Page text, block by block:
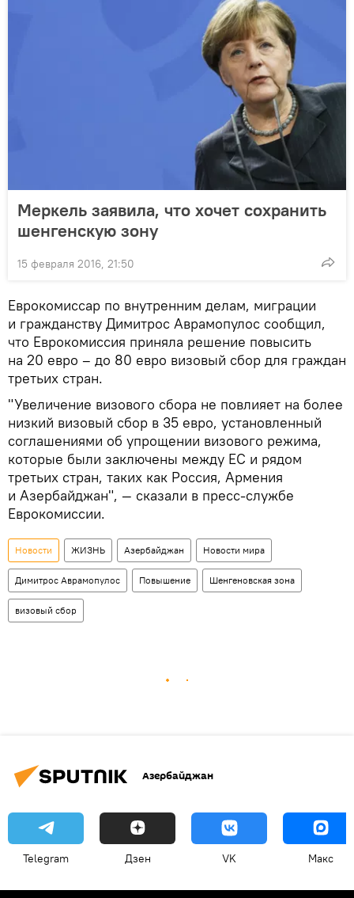
Меркель заявила, что хочет сохранить
шенгенскую зону
15 февраля 2016, 21:50
Еврокомиссар по внутренним делам, миграции
и гражданству Димитрос Аврамопулос сообщил,
что Еврокомиссия приняла решение повысить
на 20 евро – до 80 евро визовый сбор для граждан
третьих стран.
"Увеличение визового сбора не повлияет на более
низкий визовый сбор в 35 евро, установленный
соглашениями об упрощении визового режима,
которые были заключены между ЕС и рядом
третьих стран, таких как Россия, Армения
и Азербайджан", — сказали в пресс-службе
Еврокомиссии.
Новости ЖИЗНЬ Азербайджан Новости мира
Димитрос Аврамопулос Повышение Шенгеновская зона
визовый сбор
Азербайджан
Telegram Дзен VK Макс